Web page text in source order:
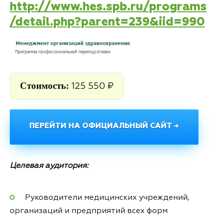
http://www.hes.spb.ru/programs
/detail.php?parent=239&iid=990
Стоимость: 125 550 ₽
ПЕРЕЙТИ НА ОФИЦИАЛЬНЫЙ САЙТ →
Целевая аудитория:
Руководители медицинских учреждений,
организаций и предприятий всех форм